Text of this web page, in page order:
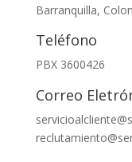
Barranquilla,
Teléfono
PBX 3600426
Correo